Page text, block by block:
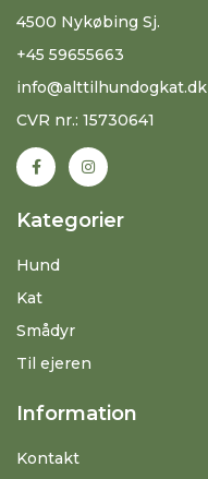
4500 Nykøbing Sj.
+45 59655663
info@alttilhundogkat.dk
CVR nr.: 15730641
Kategorier
Hund
Kat
Smådyr
Til ejeren
Information
Kontakt